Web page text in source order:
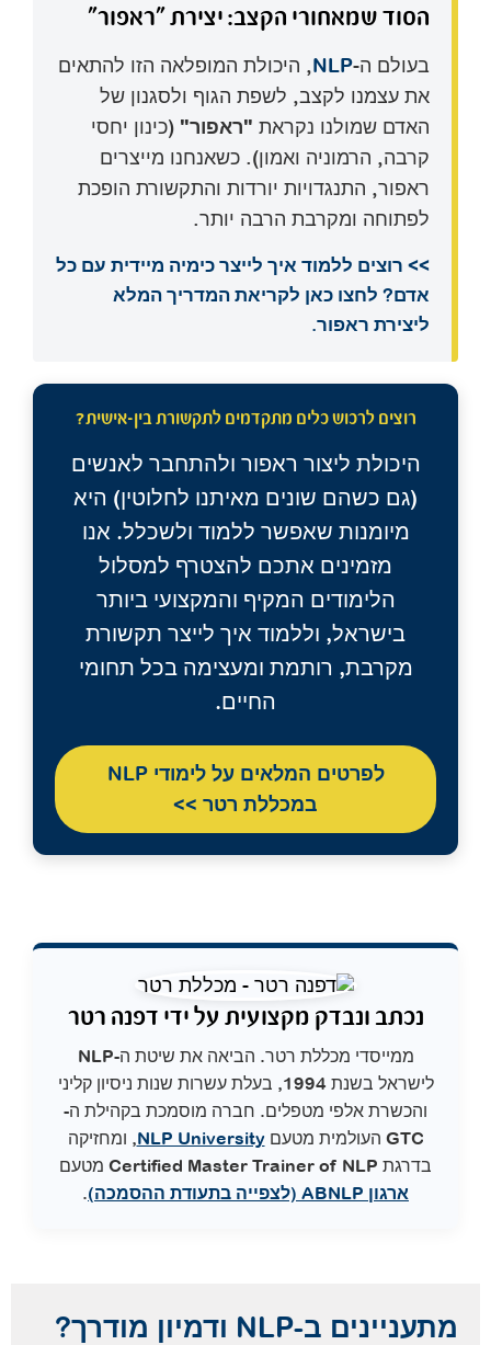
הסוד שמאחורי הקצב: יצירת "ראפור"
בעולם ה-NLP, היכולת המופלאה הזו להתאים
את עצמנו לקצב, לשפת הגוף ולסגנון של
האדם שמולנו נקראת "ראפור" (כינון יחסי
קרבה, הרמוניה ואמון). כשאנחנו מייצרים
ראפור, התנגדויות יורדות והתקשורת הופכת
לפתוחה ומקרבת הרבה יותר.
>> רוצים ללמוד איך לייצר כימיה מיידית עם כל
אדם? לחצו כאן לקריאת המדריך המלא
ליצירת ראפור.
רוצים לרכוש כלים מתקדמים לתקשורת בין-אישית?
היכולת ליצור ראפור ולהתחבר לאנשים
(גם כשהם שונים מאיתנו לחלוטין) היא
מיומנות שאפשר ללמוד ולשכלל. אנו
מזמינים אתכם להצטרף למסלול
הלימודים המקיף והמקצועי ביותר
בישראל, וללמוד איך לייצר תקשורת
מקרבת, רותמת ומעצימה בכל תחומי
החיים.
לפרטים המלאים על לימודי NLP
במכללת רטר >>
נכתב ונבדק מקצועית על ידי דפנה רטר
ממייסדי מכללת רטר. הביאה את שיטת ה-NLP
לישראל בשנת 1994, בעלת עשרות שנות ניסיון קליני
והכשרת אלפי מטפלים. חברה מוסמכת בקהילת ה-
GTC העולמית מטעם
NLP University, ומחזיקה
בדרגת Certified Master Trainer of NLP מטעם
ארגון ABNLP (לצפייה בתעודת ההסמכה)
.
מתעניינים ב-NLP ודמיון מודרך?